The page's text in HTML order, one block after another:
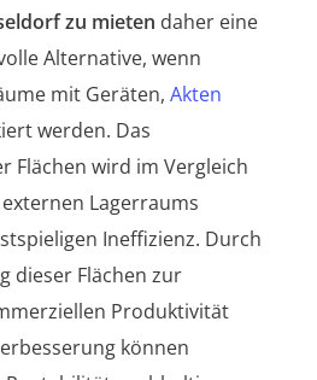
zu mieten daher eine
Alternative, wenn
mit Geräten, Akten
werden. Das
Flächen wird im Vergleich
Lagerraums
Ineffizienz. Durch
dieser Flächen zur
Produktivität
können